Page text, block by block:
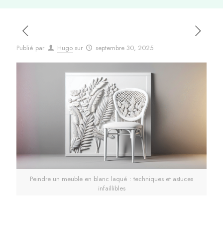
Publié par Hugo sur septembre 30, 2025
Peindre un meuble en blanc laqué : techniques et astuces
infaillibles